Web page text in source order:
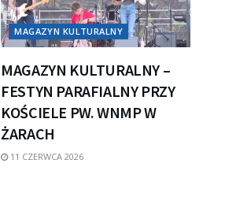
MAGAZYN KULTURALNY
MAGAZYN KULTURALNY –
FESTYN PARAFIALNY PRZY
KOŚCIELE PW. WNMP W
ŻARACH
11 CZERWCA 2026